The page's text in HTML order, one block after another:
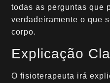
todas as perguntas que
verdadeiramente o que
corpo.
Explicação
O fisioterapeuta irá